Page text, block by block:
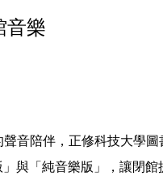
音樂
音陪伴，正修科技大學
與「純音樂版」，讓閉館